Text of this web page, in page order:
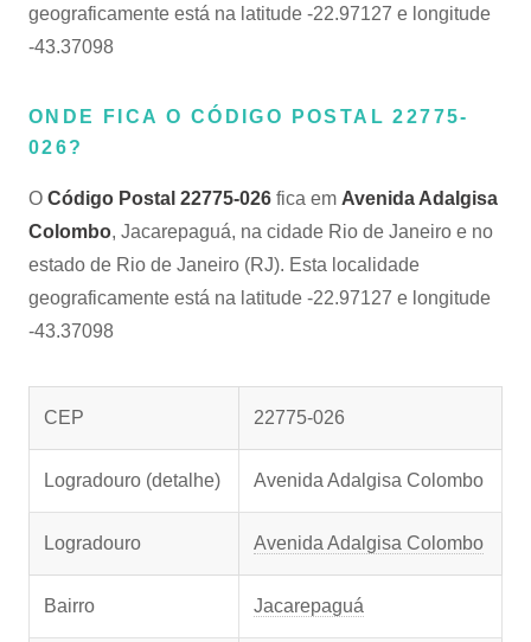
geograficamente está na latitude -22.97127 e longitude
-43.37098
ONDE FICA O CÓDIGO POSTAL 22775-
026?
O Código Postal 22775-026 fica em Avenida Adalgisa
Colombo, Jacarepaguá, na cidade Rio de Janeiro e no
estado de Rio de Janeiro (RJ). Esta localidade
geograficamente está na latitude -22.97127 e longitude
-43.37098
CEP 22775-026
Logradouro (detalhe) Avenida Adalgisa Colombo
Logradouro Avenida Adalgisa Colombo
Bairro Jacarepaguá